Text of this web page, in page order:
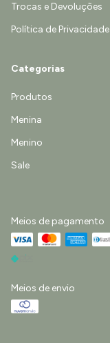
Trocas e Devoluções
Política de Privacidade
Categorias
Produtos
Menina
Menino
Sale
Meios de pagamento
Meios de envio